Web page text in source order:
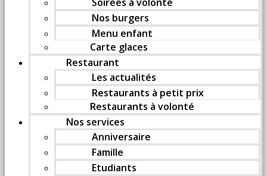
Nos burgers
Menu enfant
Carte glaces
Restaurant
Les actualités
Restaurants à petit prix
Restaurants à volonté
Nos services
Anniversaire
Famille
Etudiants